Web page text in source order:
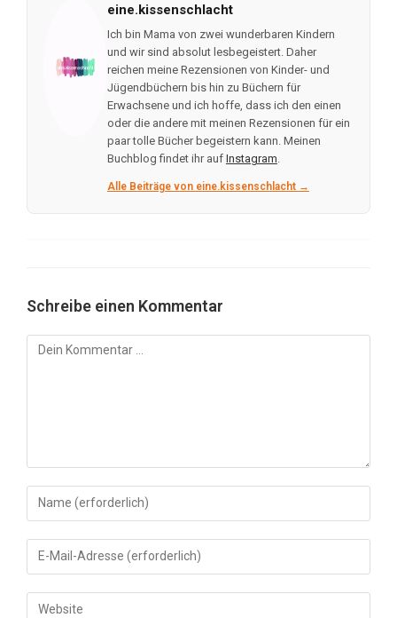
eine.kissenschlacht
Ich bin Mama von zwei wunderbaren Kindern
und wir sind absolut lesbegeistert. Daher
reichen meine Rezensionen von Kinder- und
Jügendbüchern bis hin zu Büchern für
Erwachsene und ich hoffe, dass ich den einen
oder die andere mit meinen Rezensionen für ein
paar tolle Bücher begeistern kann. Meinen
Buchblog findet ihr auf Instagram
Alle Beiträge von eine.kissenschlacht →
Schreibe einen Kommentar
Kommentar
Gib
deinen
Namen
oder
zum
Gib
deine
E-
Gib